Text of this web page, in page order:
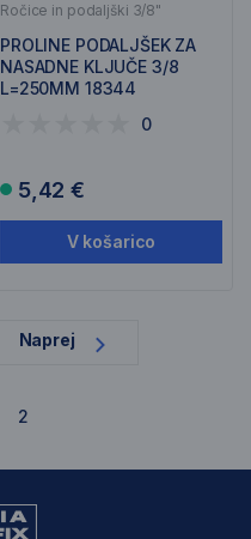
Ročice in podaljški 3/8"
PROLINE PODALJŠEK ZA
NASADNE KLJUČE 3/8
L=250MM 18344
0
5,42 €
V košarico
Naprej
2